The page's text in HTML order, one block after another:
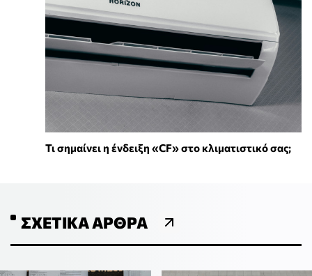
Τι σημαίνει η ένδειξη «CF» στο κλιματιστικό σας;
ΣΧΕΤΙΚΆ ΆΡΘΡΑ